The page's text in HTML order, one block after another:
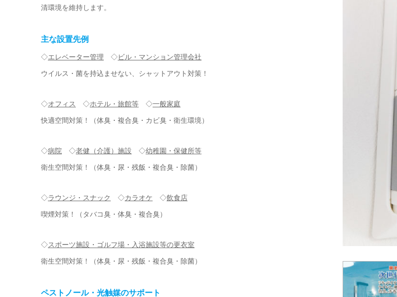
清環境を維持します。
主な設置先例
◇エレベーター管理 ◇ビル・マンション管理会社
ウイルス・菌を持込ませない、シャットアウト対策！
◇オフィス ◇ホテル・旅館等 ◇一般家庭
快適空間対策！（体臭・複合臭・カビ臭・衛生環境）
◇病院 ◇老健（介護）施設 ◇幼稚園・保健所等
衛生空間対策！（体臭・尿・残飯・複合臭・除菌）
◇ラウンジ・スナック ◇カラオケ ◇飲食店
喫煙対策！（タバコ臭・体臭・複合臭）
◇スポーツ施設・ゴルフ場・入浴施設等の更衣室
衛生空間対策！（体臭・尿・残飯・複合臭・除菌）
ペストノール・光触媒のサポート